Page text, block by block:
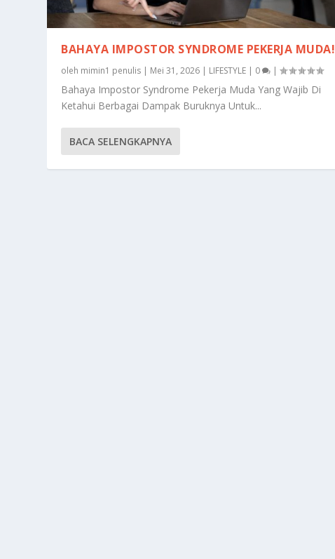
BAHAYA IMPOSTOR SYNDROME PEKERJA MUDA!
oleh mimin1 penulis | Mei 31, 2026 | LIFESTYLE | 0 |
Bahaya Impostor Syndrome Pekerja Muda Yang Wajib Di
Ketahui Berbagai Dampak Buruknya Untuk...
BACA SELENGKAPNYA